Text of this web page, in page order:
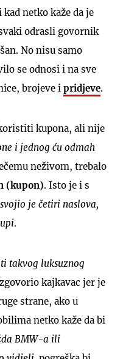
netko kaže da je
odrasli govornik
No nisu samo
se odnosi i na sve
brojeve i pridjeve.
kupona, ali nije
i jednog ću odmah
neživom, trebalo
(kupon). Isto je i s
je četiri naslova,
.
takvog luksuznog
kajkavac jer je
strane, ako u
netko kaže da bi
BMW-a ili